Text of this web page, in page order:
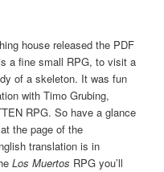
house released the PDF
a fine small RPG, to visit a
of a skeleton. It was fun
with Timo Grubing,
RPG. So have a glance
the page of the
translation is in
Los Muertos RPG you’ll